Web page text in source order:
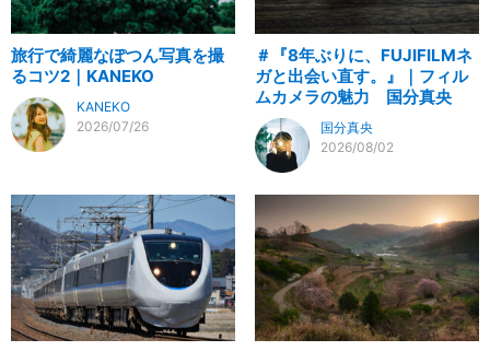
旅行で綺麗なぽつん写真を撮
るコツ2｜KANEKO
KANEKO
2026/07/26
＃『8年ぶりに、FUJIFILMネ
ガと出会い直す。』｜フィル
ムカメラの魅力 国分真央
国分真央
2026/08/02